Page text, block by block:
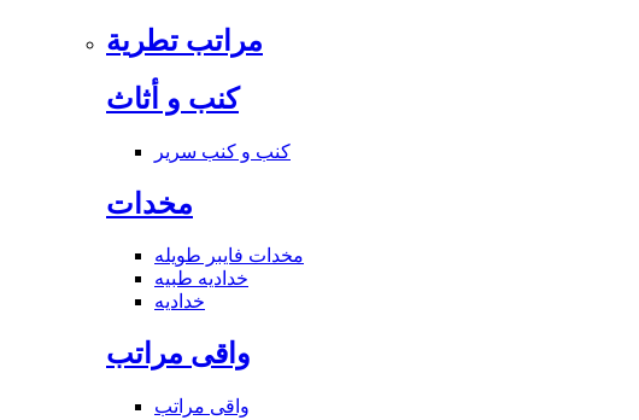
مراتب تطرية
كنب و أثاث
كنب و كنب سرير
مخدات
مخدات فايبر طويله
خداديه طبيه
خداديه
واقى مراتب
واقى مراتب